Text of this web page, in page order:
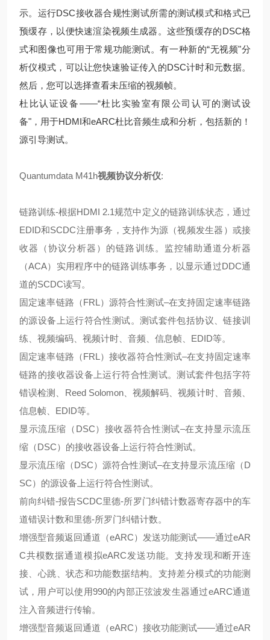
示。运行DSC接收器合规性测试所需的测试模式和格式已
预缓存，以便快速渲染视频生成器。这些预缓存的DSC格
式和图像也可用于常规功能测试。有一种新的“无视频"分
析仪模式，可以让您快速验证传入的DSC计时和元数据。
然后，您可以选择查看未压缩的视频帧。
杜比认证设备——“杜比实验室有限公司认可的测试设
备"，用于HDMI和eARC杜比音频生成和分析，包括新的！
源引导测试。
Quantumdata M41h视频协议分析仪:
链路训练-根据HDMI 2.1规范中定义的链路训练状态，通过
EDID和SCDC注册事务，支持作为源（视频发生器）或接
收器（协议分析器）的链路训练。监控辅助通道分析器
（ACA）实用程序中的链路训练事务，以显示通过DDC通
道的SCDC读写。
固定速率链路（FRL）源符合性测试–在支持固定速率链路
的源设备上运行符合性测试。测试套件包括协议、链接训
练、视频编码、视频计时、音频、信息帧、EDID等。
固定速率链路（FRL）接收器符合性测试–在支持固定速率
链路的接收器设备上运行符合性测试。测试套件包括字符
错误检测、Reed Solomon、视频解码、视频计时、音频、
信息帧、EDID等。
显示流压缩（DSC）接收器符合性测试–在支持显示流压
缩（DSC）的接收器设备上运行符合性测试。
显示流压缩（DSC）源符合性测试–在支持显示流压缩（D
SC）的源设备上运行符合性测试。
前向纠错-报告SCDC里德-所罗门纠错计数器寄存器中的车
道错误计数和里德-所罗门纠错计数。
增强型音频返回通道（eARC）发送功能测试——通过eAR
C共模数据通道模拟eARC发送功能。支持发现和断开连
接、心跳、状态和功能数据结构。支持差分模式的功能测
试，用户可以使用990的内部正弦波发生器通过eARC通道
注入音频进行传输。
增强型音频返回通道（eARC）接收功能测试——通过eAR